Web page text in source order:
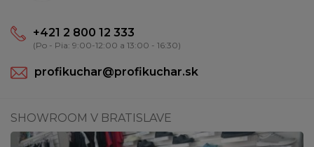
+421 2 800 12 333
(Po - Pia: 9:00-12:00 a 13:00 - 16:30)
profikuchar@profikuchar.sk
SHOWROOM V BRATISLAVE